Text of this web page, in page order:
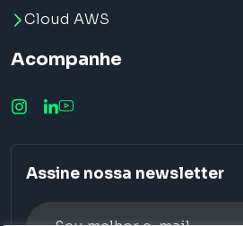
Cloud AWS
Acompanhe
Assine nossa newsletter